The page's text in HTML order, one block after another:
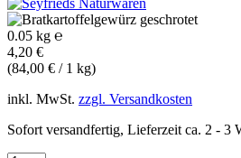
0.05 kg ℮
4,20 €
(84,00 € / 1 kg)
inkl. MwSt. zzgl. Versandkosten
Sofort versandfertig, Lieferzeit ca. 2 - 3